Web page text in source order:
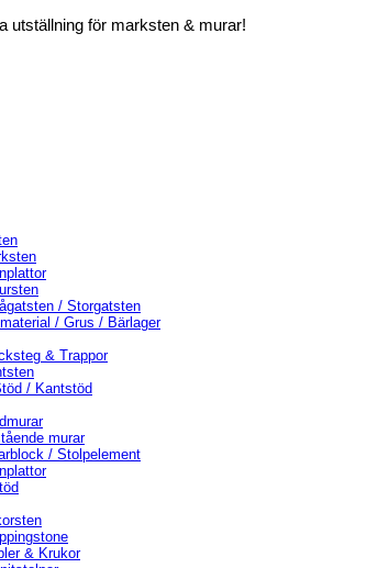
utställning för marksten & murar!
/ Storgatsten
/ Grus / Bärlager
& Trappor
/ Kantstöd
murar
/ Stolpelement
& Krukor